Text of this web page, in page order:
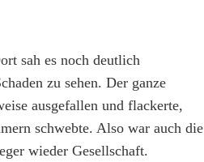
sah es noch deutlich
zu sehen. Der ganze
ausgefallen und flackerte,
schwebte. Also war auch die
wieder Gesellschaft.